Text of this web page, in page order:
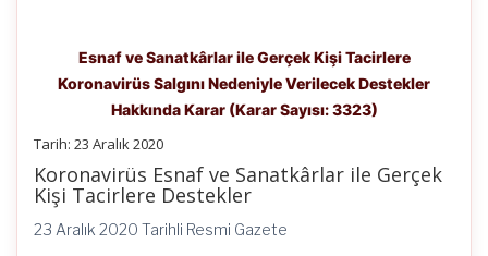
Esnaf ve Sanatkârlar ile Gerçek Kişi Tacirlere
Koronavirüs Salgını Nedeniyle Verilecek Destekler
Hakkında Karar (Karar Sayısı: 3323)
Tarih: 23 Aralık 2020
Koronavirüs Esnaf ve Sanatkârlar ile Gerçek
Kişi Tacirlere Destekler
23 Aralık 2020 Tarihli Resmi Gazete